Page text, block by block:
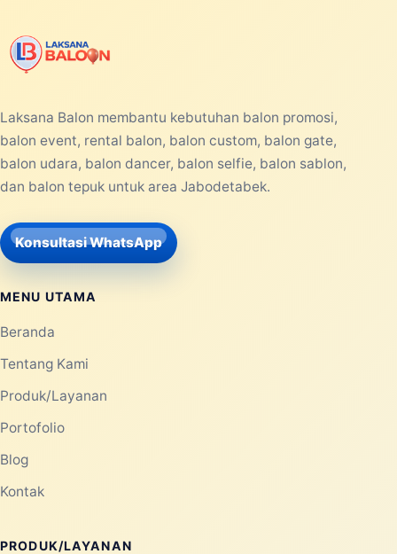
Laksana Balon membantu kebutuhan balon promosi,
balon event, rental balon, balon custom, balon gate,
balon udara, balon dancer, balon selfie, balon sablon,
dan balon tepuk untuk area Jabodetabek.
Konsultasi WhatsApp
MENU UTAMA
Beranda
Tentang Kami
Produk/Layanan
Portofolio
Blog
Kontak
PRODUK/LAYANAN